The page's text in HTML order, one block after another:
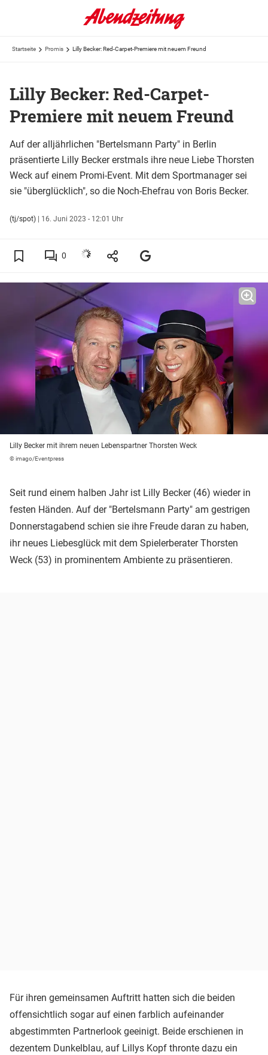
Startseite Promis Lilly Becker: Red-Carpet-Premiere mit neuem Freund
Lilly Becker: Red-Carpet-
Premiere mit neuem Freund
Auf der alljährlichen "Bertelsmann Party" in Berlin
präsentierte Lilly Becker erstmals ihre neue Liebe Thorsten
Weck auf einem Promi-Event. Mit dem Sportmanager sei
sie "überglücklich", so die Noch-Ehefrau von Boris Becker.
(tj/spot) | 16. Juni 2023 - 12:01 Uhr
0
Lilly Becker mit ihrem neuen Lebenspartner Thorsten Weck
© imago/Eventpress
Seit rund einem halben Jahr ist Lilly Becker (46) wieder in
festen Händen. Auf der "Bertelsmann Party" am gestrigen
Donnerstagabend schien sie ihre Freude daran zu haben,
ihr neues Liebesglück mit dem Spielerberater Thorsten
Weck (53) in prominentem Ambiente zu präsentieren.
Für ihren gemeinsamen Auftritt hatten sich die beiden
offensichtlich sogar auf einen farblich aufeinander
abgestimmten Partnerlook geeinigt. Beide erschienen in
dezentem Dunkelblau, auf Lillys Kopf thronte dazu ein